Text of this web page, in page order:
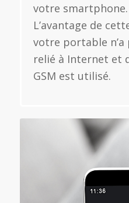
votre smartphone.
L’avantage de
votre portable n’a
relié à Internet et
GSM est utilisé.